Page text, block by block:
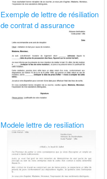
Exemple de lettre de résiliation
de contrat d assurance
Modele lettre de resiliation